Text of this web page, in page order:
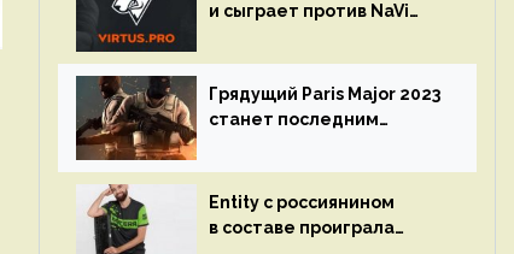
и сыграет против NaVi
Circuit
Грядущий Paris Major 2023
станет последним
GO
Entity с россиянином
в составе проиграла